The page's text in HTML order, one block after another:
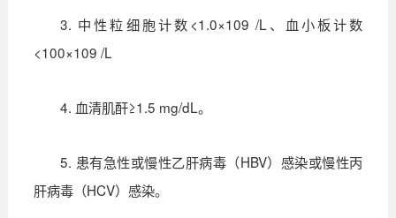
3. 中性粒细胞计数<1.0×109 /L、血小板计数
<100×109 /L
4. 血清肌酐≥1.5 mg/dL。
5. 患有急性或慢性乙肝病毒（HBV）感染或慢性丙
肝病毒（HCV）感染。